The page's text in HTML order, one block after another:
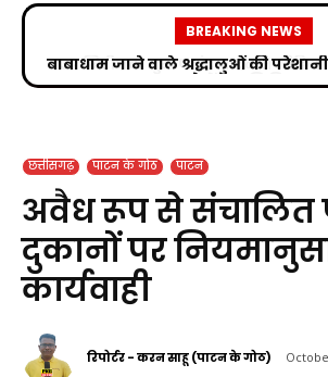
BREAKING NEWS
उप निरीक्षक सुभाष चंद्र यादव ने मीडिया
अपराधों के प्रति किया
छत्तीसगढ़ पाटन के गोठ पाटन
अवैध रूप से संचालित
दुकानों पर
कार्यवाही
रिपोर्टर - करन साहू (पाटन के गोठ)